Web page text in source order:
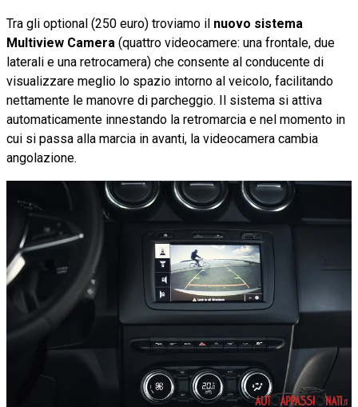
Tra gli optional (250 euro) troviamo il nuovo sistema
Multiview Camera (quattro videocamere: una frontale, due
laterali e una retrocamera) che consente al conducente di
visualizzare meglio lo spazio intorno al veicolo, facilitando
nettamente le manovre di parcheggio. Il sistema si attiva
automaticamente innestando la retromarcia e nel momento in
cui si passa alla marcia in avanti, la videocamera cambia
angolazione.